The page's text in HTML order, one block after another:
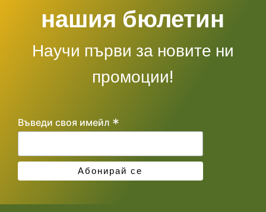
нашия бюлетин
Научи първи за новите ни
промоции!
Въведи своя имейл *